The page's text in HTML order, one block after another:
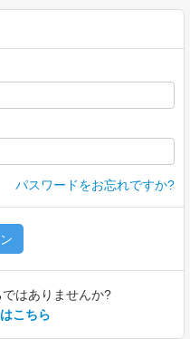
パスワードをお忘れですか?
はありませんか?
こちら